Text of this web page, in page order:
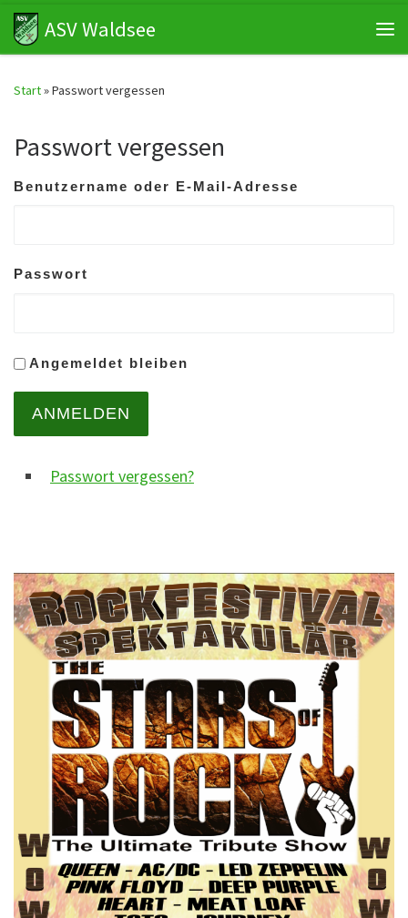
Zum Inhalt springen
ASV Waldsee
Start»Passwort vergessen
Passwort vergessen
Benutzername oder E-Mail-Adresse
Passwort
Angemeldet bleiben
ANMELDEN
Passwort vergessen?